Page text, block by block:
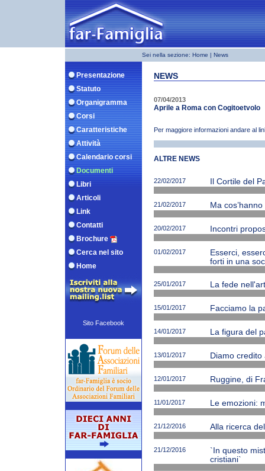
Sei nella sezione: Home | News
Presentazione
Statuto
Organigramma
Corsi
Caratteristiche
Attività
Calendario corsi
Documenti
Libri
Articoli
Link
Contatti
Brochure
Cerca nel sito
Home
Sito Facebook
NEWS
07/04/2013
Aprile a Roma con Cogitoetvolo
Per maggiore informazioni andare al
ALTRE NEWS
22/02/2017 Il Cortile del
21/02/2017 Ma
20/02/2017 Incontri
01/02/2017
Esserci,
forti in una
25/01/2017 La fede
15/01/2017 Facciamo la
14/01/2017 La figura del
13/01/2017 Diamo
12/01/2017 Ruggine, di
11/01/2017 Le emozioni:
21/12/2016 Alla ricerca
21/12/2016
`In questo
cristiani`